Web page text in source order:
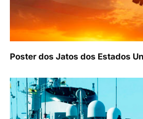
Poster dos Jatos dos Estados